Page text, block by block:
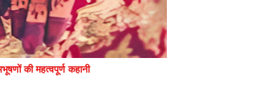
की महत्वपूर्ण कहानी